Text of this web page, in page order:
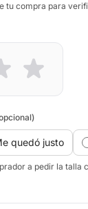
tu compra para
quedó justo
a pedir la talla